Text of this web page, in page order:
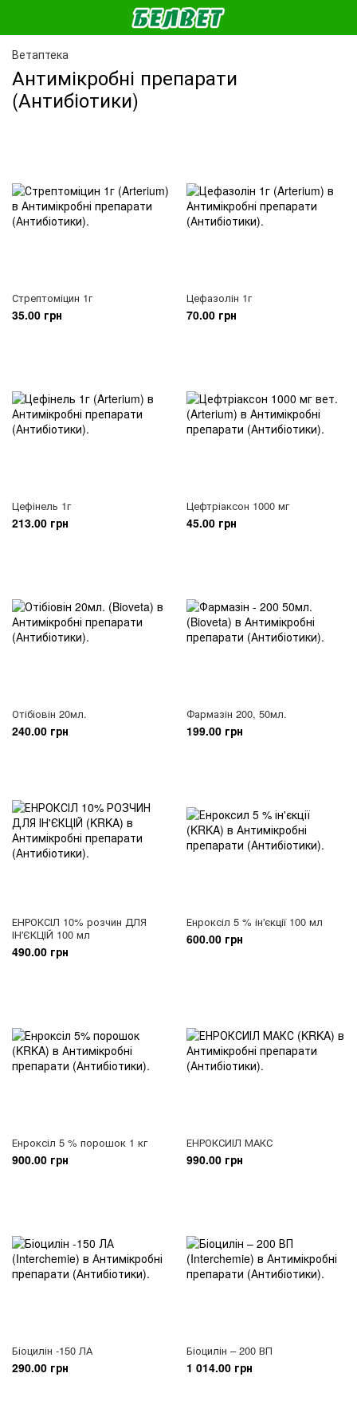
Ветаптека
Антимікробні препарати
(Антибіотики)
Стрептоміцин 1г
35.00 грн
Цефазолін 1г
70.00 грн
Цефінель 1г
213.00 грн
Цефтріаксон 1000 мг
45.00 грн
Отібіовін 20мл.
240.00 грн
Фармазін 200, 50мл.
199.00 грн
ЕНРОКСІЛ 10% розчин ДЛЯ
ІН'ЄКЦІЙ 100 мл
490.00 грн
Енроксіл 5 % ін'єкції 100 мл
600.00 грн
Енроксіл 5 % порошок 1 кг
900.00 грн
ЕНРОКСИІЛ МАКС
990.00 грн
Біоцилін -150 ЛА
290.00 грн
Біоцилін – 200 ВП
1 014.00 грн